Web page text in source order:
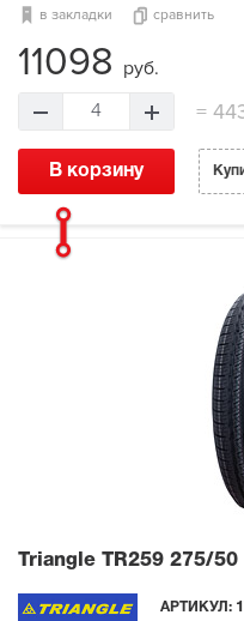
в закладки сравнить
11098 руб.
4 =
В корзину
Triangle TR259 275/50
АРТИКУЛ: